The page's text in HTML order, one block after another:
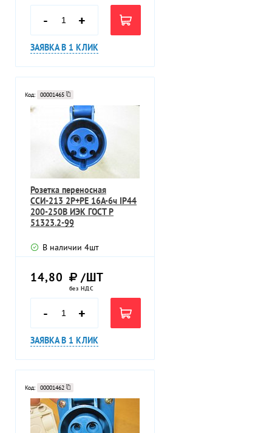
- +
ЗАЯВКА В 1 КЛИК
Код: 00001465
Розетка переносная
ССИ-213 2P+PE 16А-6ч IP44
200-250В ИЭК ГОСТ P
51323.2-99
В наличии 4шт
14,80 /ШТ
без НДС
- +
ЗАЯВКА В 1 КЛИК
Код: 00001462